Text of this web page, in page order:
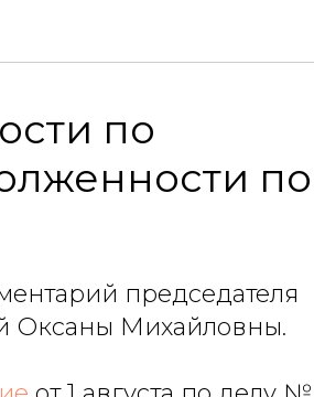
по
по
председателя
Оксаны Михайловны.